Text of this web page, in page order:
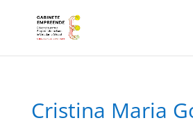
Cristina Maria